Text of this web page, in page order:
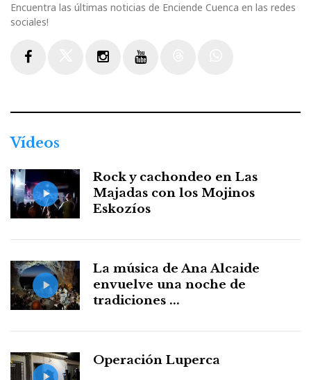
Encuentra las últimas noticias de Enciende Cuenca en las redes
sociales!
Vídeos
Rock y cachondeo en Las
Majadas con los Mojinos
Eskozíos
La música de Ana Alcaide
envuelve una noche de
tradiciones ...
Operación Luperca